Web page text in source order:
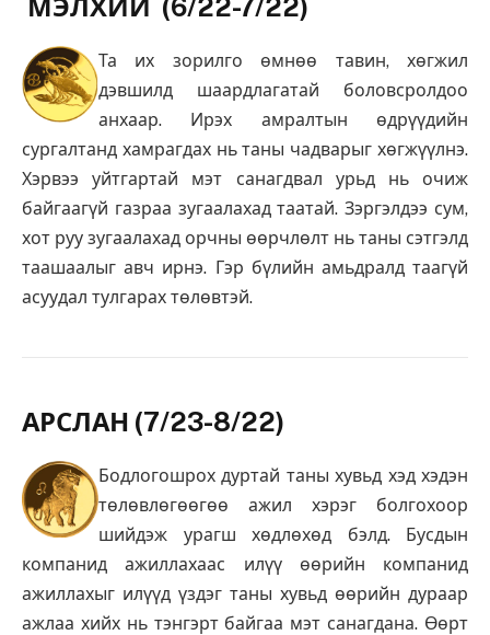
МЭЛХИЙ (6/22-7/22)
Та их зорилго өмнөө тавин, хөгжил
дэвшилд шаардлагатай боловсролдоо
анхаар. Ирэх амралтын өдрүүдийн
сургалтанд хамрагдах нь таны чадварыг хөгжүүлнэ.
Хэрвээ уйтгартай мэт санагдвал урьд нь очиж
байгаагүй газраа зугаалахад таатай. Зэргэлдээ сум,
хот руу зугаалахад орчны өөрчлөлт нь таны сэтгэлд
таашаалыг авч ирнэ. Гэр бүлийн амьдралд таагүй
асуудал тулгарах төлөвтэй.
АРСЛАН (7/23-8/22)
Бодлогошрох дуртай таны хувьд хэд хэдэн
төлөвлөгөөгөө ажил хэрэг болгохоор
шийдэж урагш хөдлөхөд бэлд. Бусдын
компанид ажиллахаас илүү өөрийн компанид
ажиллахыг илүүд үздэг таны хувьд өөрийн дураар
ажлаа хийх нь тэнгэрт байгаа мэт санагдана. Өөрт